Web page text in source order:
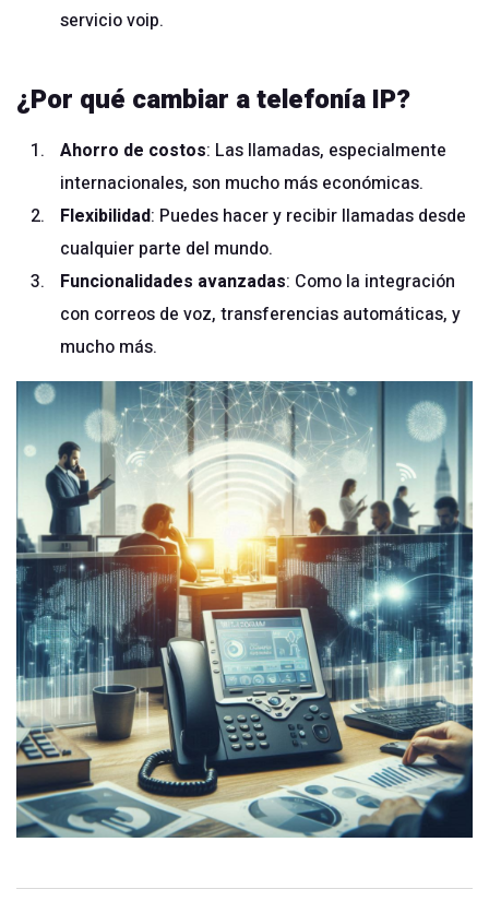
servicio voip.
¿Por qué cambiar a telefonía IP?
Ahorro de costos: Las llamadas, especialmente
internacionales, son mucho más económicas.
Flexibilidad: Puedes hacer y recibir llamadas desde
cualquier parte del mundo.
Funcionalidades avanzadas: Como la integración
con correos de voz, transferencias automáticas, y
mucho más.